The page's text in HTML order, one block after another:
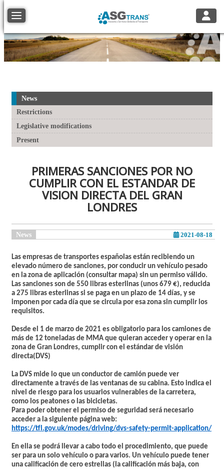
Toggle navigation
News
Restrictions
Legislative modifications
Present
PRIMERAS SANCIONES POR NO
CUMPLIR CON EL ESTANDAR DE
VISION DIRECTA DEL GRAN
LONDRES
News 2021-08-18
Las empresas de transportes españolas están recibiendo un
elevado número de sanciones, por conducir un vehículo pesado
en la zona de aplicación (consultar mapa) sin un permiso válido.
Las sanciones son de 550 libras esterlinas (unos 679 €), reducida
a 275 libras esterlinas si se paga en un plazo de 14 días, y se
imponen por cada día que se circula por esa zona sin cumplir los
requisitos.
Desde el 1 de marzo de 2021 es obligatorio para los camiones de
más de 12 toneladas de MMA que quieran acceder y operar en la
zona de Gran Londres, cumplir con el estándar de visión
directa(DVS)
La DVS mide lo que un conductor de camión puede ver
directamente a través de las ventanas de su cabina. Esto indica el
nivel de riesgo para los usuarios vulnerables de la carretera,
como los peatones o las bicicletas.
Para poder obtener el permiso de seguridad será necesario
acceder a la siguiente página web:
https://tfl.gov.uk/modes/driving/dvs-safety-permit-application/
En ella se podrá llevar a cabo todo el procedimiento, que puede
ser para un solo vehículo o para varios. Un vehículo puede tener
una calificación de cero estrellas (la calificación más baja, con